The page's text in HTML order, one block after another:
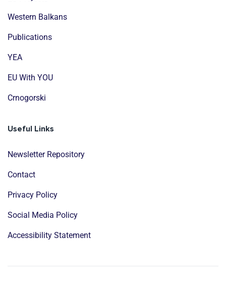
Western Balkans
Publications
YEA
EU With YOU
Crnogorski
Useful Links
Newsletter Repository
Contact
Privacy Policy
Social Media Policy
Accessibility Statement